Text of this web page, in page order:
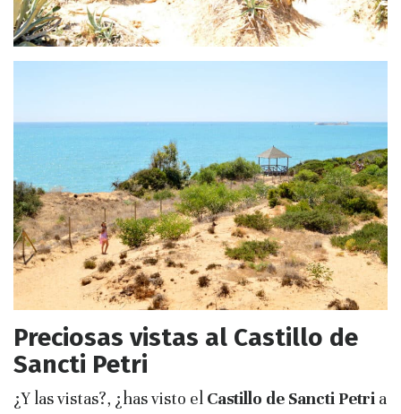
Preciosas vistas al Castillo de
Sancti Petri
¿Y las vistas?, ¿has visto el Castillo de Sancti Petri a